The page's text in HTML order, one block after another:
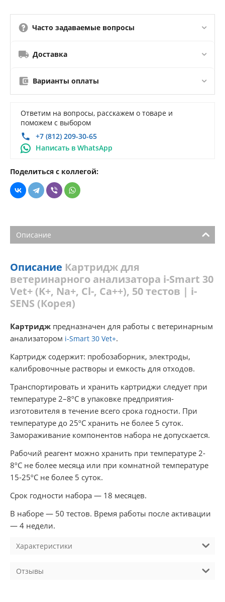
Часто задаваемые вопросы
Доставка
Варианты оплаты
Ответим на вопросы, расскажем о товаре и
поможем с выбором
+7 (812) 209-30-65
Написать в WhatsApp
Поделиться с коллегой:
Описание
Описание Картридж для
ветеринарного анализатора i-Smart 30
Vet+ (K+, Na+, Cl-, Ca++), 50 тестов | i-
SENS (Корея)
Картридж предназначен для работы с ветеринарным
анализатором i-Smart 30 Vet+.
Картридж содержит: пробозаборник, электроды,
калибровочные растворы и емкость для отходов.
Транспортировать и хранить картриджи следует при
температуре 2–8ºС в упаковке предприятия-
изготовителя в течение всего срока годности. При
температуре до 25ºС хранить не более 5 суток.
Замораживание компонентов набора не допускается.
Рабочий реагент можно хранить при температуре 2-
8ºС не более месяца или при комнатной температуре
15-25ºС не более 5 суток.
Срок годности набора — 18 месяцев.
В наборе — 50 тестов. Время работы после активации
— 4 недели.
Характеристики
Отзывы